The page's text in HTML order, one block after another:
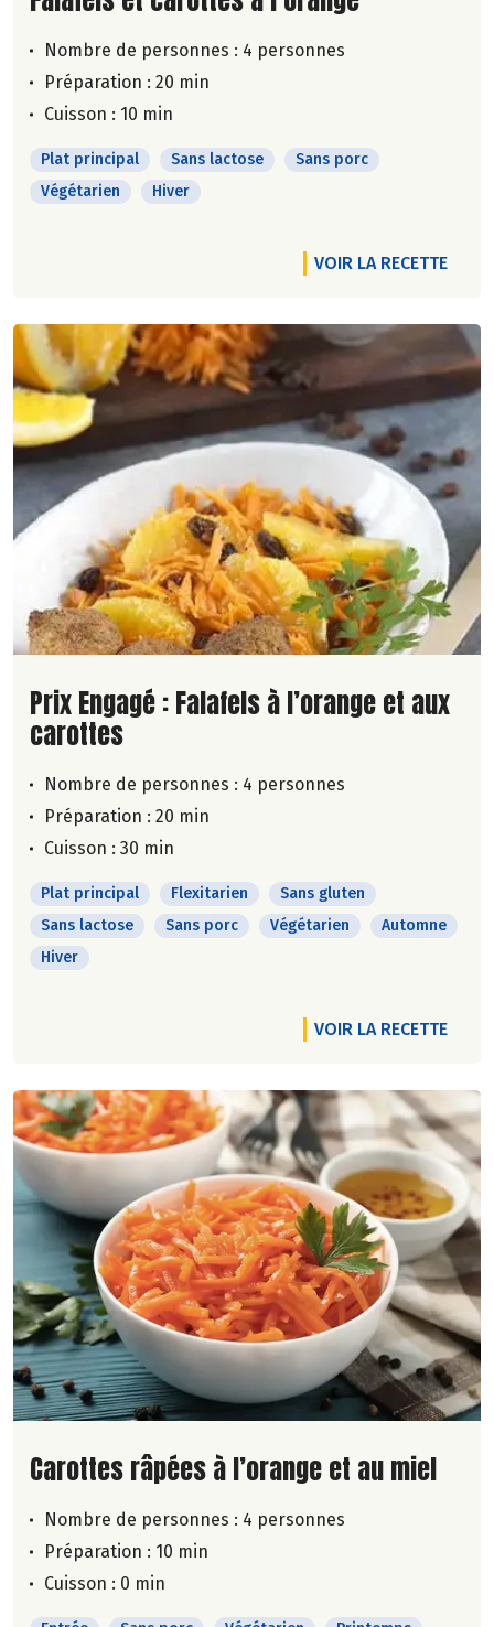
Nombre de personnes : 4 personnes
Préparation : 20 min
Cuisson : 10 min
Plat principal Sans lactose
Sans porc
Végétarien
Hiver
VOIR LA RECETTE
Lire la suite de la recette
Prix Engagé : Falafels à l’orange et aux
carottes
Nombre de personnes : 4 personnes
Préparation : 20 min
Cuisson : 30 min
Plat principal Flexitarien
Sans gluten
Sans lactose
Sans porc Végétarien
Automne
Hiver
VOIR LA RECETTE
Lire la suite de la recette
Carottes râpées à l’orange et au miel
Nombre de personnes : 4 personnes
Préparation : 10 min
Cuisson : 0 min